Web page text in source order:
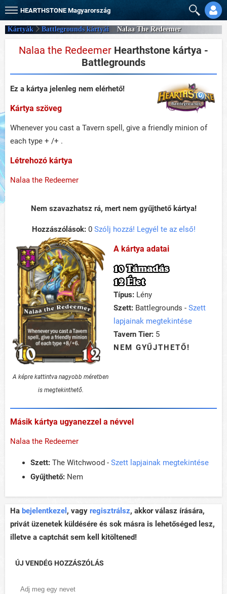
HEARTHSTONE Magyarország
Kártyák Battlegrounds kártyái Nalaa The Redeemer
Nalaa the Redeemer Hearthstone kártya -
Battlegrounds
Ez a kártya jelenleg nem elérhető!
Kártya szöveg
Whenever you cast a Tavern spell, give a friendly minion of
each type + /+ .
Létrehozó kártya
Nalaa the Redeemer
Nem szavazhatsz rá, mert nem gyűjthető kártya!
Hozzászólások:0 Szólj hozzá! Legyél te az első!
A képre kattintva nagyobb méretben
is megtekinthető.
A kártya adatai
10 Támadás
12 Élet
Típus: Lény
Szett: Battlegrounds - Szett
lapjainak megtekintése
Tavern Tier: 5
NEM GYŰJTHETŐ!
Másik kártya ugyanezzel a névvel
Nalaa the Redeemer
Szett: The Witchwood - Szett lapjainak megtekintése
Gyűjthető: Nem
Ha bejelentkezel , vagy regisztrálsz, akkor válasz írására,
privát üzenetek küldésére és sok másra is lehetőséged lesz,
illetve a captchát sem kell kitöltened!
ÚJ VENDÉG HOZZÁSZÓLÁS